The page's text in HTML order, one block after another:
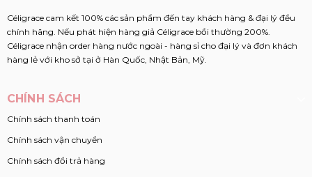
Céligrace cam kết 100% các sản phẩm đến tay khách hàng & đại lý đều
chính hãng. Nếu phát hiện hàng giả Céligrace bồi thường 200%.
Céligrace nhận order hàng nước ngoài - hàng sỉ cho đại lý và đơn khách
hàng lẻ với kho sở tại ở Hàn Quốc, Nhật Bản, Mỹ.
CHÍNH SÁCH
Chính sách thanh toán
Chính sách vận chuyển
Chính sách đổi trả hàng